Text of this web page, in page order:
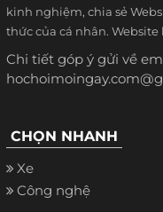
kinh nghiệm, chia sẻ
thức của cá nhân.
Chi tiết góp ý gửi về
CHỌN NHANH
Xe
Công nghệ